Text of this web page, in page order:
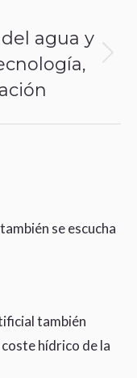
agua y
se escucha
también
hídrico de la